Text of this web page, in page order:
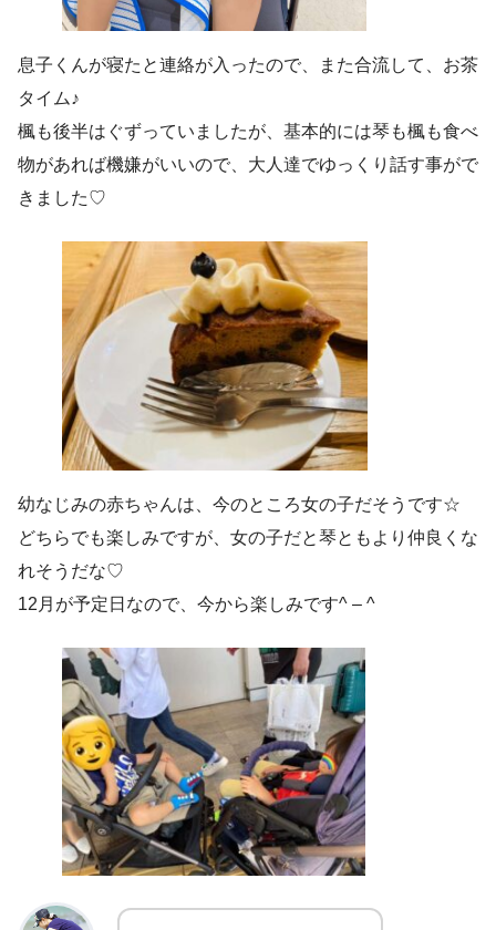
息子くんが寝たと連絡が入ったので、また合流して、お茶
タイム♪
楓も後半はぐずっていましたが、基本的には琴も楓も食べ
物があれば機嫌がいいので、大人達でゆっくり話す事がで
きました♡
幼なじみの赤ちゃんは、今のところ女の子だそうです☆
どちらでも楽しみですが、女の子だと琴ともより仲良くな
れそうだな♡
12月が予定日なので、今から楽しみです^ – ^